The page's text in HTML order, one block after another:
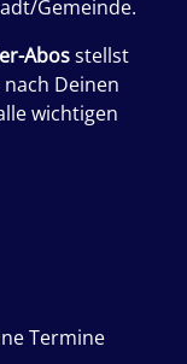
Gemeinde.
Abosstellst
Deinen
wichtigen
Termine